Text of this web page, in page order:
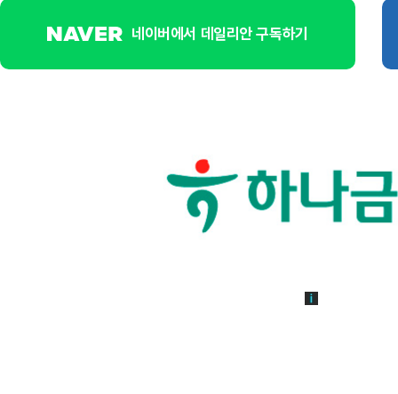
네이버에서 데일리안 구독하기